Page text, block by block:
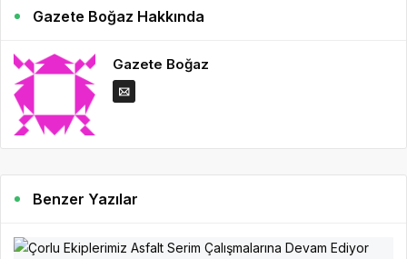
Gazete Boğaz Hakkında
Gazete Boğaz
Benzer Yazılar